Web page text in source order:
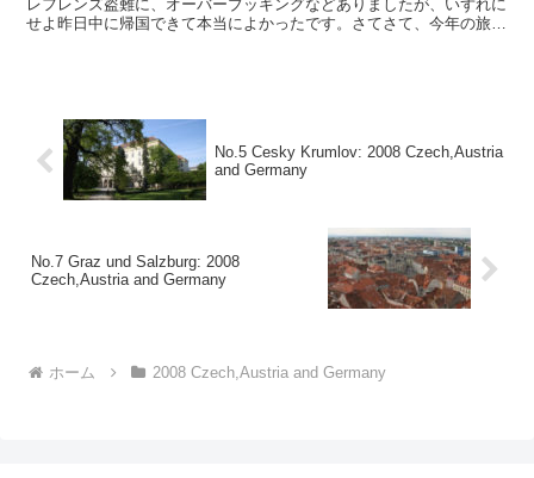
レフレンズ盗難に、オーバーブッキングなどありましたが、いずれに
せよ昨日中に帰国できて本当によかったです。さてさて、今年の旅行
No.5 Cesky Krumlov: 2008 Czech,Austria
and Germany
No.7 Graz und Salzburg: 2008
Czech,Austria and Germany
ホーム 2008 Czech,Austria and Germany